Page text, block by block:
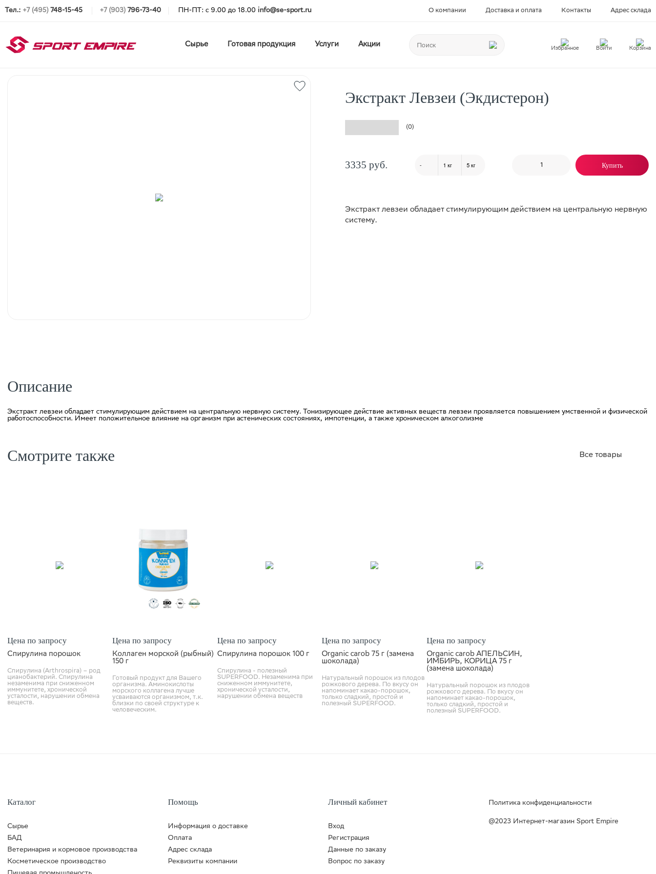
Тел.: +7 (495) 748-15-45 +7 (903) 796-73-40 ПН-ПТ: с 9.00 до 18.00 info@se-sport.ru О компании Доставка и оплата Контакты Адрес склада
Сырье Готовая продукция Услуги Акции Избранное Войти Корзина
Экстракт Левзеи (Экдистерон)
(0)
3335 руб. - 1 кг 5 кг Купить
Экстракт левзеи обладает стимулирующим действием на центральную нервную
систему.
Описание
Экстракт левзеи обладает стимулирующим действием на центральную нервную систему. Тонизирующее действие активных веществ левзеи проявляется повышением умственной и физической
работоспособности. Имеет положительное влияние на организм при астенических состояниях, импотенции, а также хроническом алкоголизме
Смотрите также Все товары
Цена по запросу
Спирулина порошок
Спирулина (Arthrospira) – род
цианобактерий. Спирулина
незаменима при сниженном
иммунитете, хронической
усталости, нарушении обмена
веществ.
Цена по запросу
Коллаген морской (рыбный)
150 г
Готовый продукт для Вашего
организма. Аминокислоты
морского коллагена лучше
усваиваются организмом, т.к.
близки по своей структуре к
человеческим.
Цена по запросу
Спирулина порошок 100 г
Спирулина - полезный
SUPERFOOD. Незаменима при
сниженном иммунитете,
хронической усталости,
нарушении обмена веществ
Цена по запросу
Organic carob 75 г (замена
шоколада)
Натуральный порошок из плодов
рожкового дерева. По вкусу он
напоминает какао-порошок,
только сладкий, простой и
полезный SUPERFOOD.
Цена по запросу
Organic carob АПЕЛЬСИН,
ИМБИРЬ, КОРИЦА 75 г
(замена шоколада)
Натуральный порошок из плодов
рожкового дерева. По вкусу он
напоминает какао-порошок,
только сладкий, простой и
полезный SUPERFOOD.
Каталог
Сырье
БАД
Ветеринария и кормовое производства
Косметическое производство
Помощь
Информация о доставке
Оплата
Адрес склада
Реквизиты компании
Личный кабинет
Вход
Регистрация
Данные по заказу
Вопрос по заказу
Политика конфиденциальности
@2023 Интернет-магазин Sport Empire